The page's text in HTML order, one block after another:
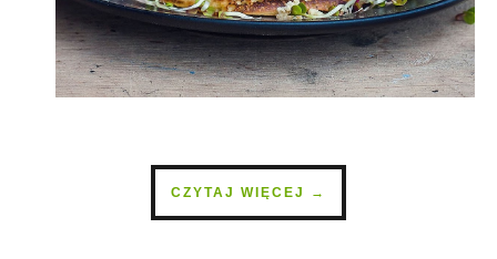
CZYTAJ WIĘCEJ →